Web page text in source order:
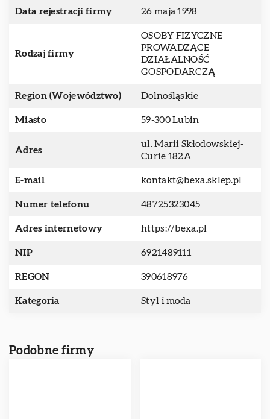
Data rejestracji firmy 26 maja 1998
Rodzaj firmy
OSOBY FIZYCZNE
PROWADZĄCE
DZIAŁALNOŚĆ
GOSPODARCZĄ
Region (Województwo) Dolnośląskie
Miasto 59-300 Lubin
Adres
ul. Marii Skłodowskiej-
Curie 182A
E-mail kontakt@bexa.sklep.pl
Numer telefonu 48725323045
Adres internetowy https://bexa.pl
NIP 6921489111
REGON 390618976
Kategoria Styl i moda
Podobne firmy